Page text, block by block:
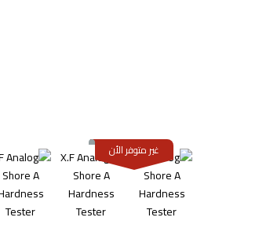
غير متوفر الأن